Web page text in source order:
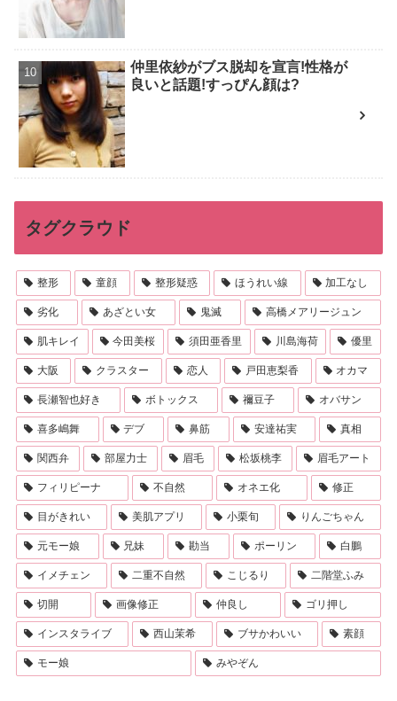
仲里依紗がブス脱却を宣言!性格が
良いと話題!すっぴん顔は?
タグクラウド
整形 童顔 整形疑惑 ほうれい線 加工なし
劣化 あざとい女 鬼滅 高橋メアリージュン
肌キレイ 今田美桜 須田亜香里 川島海荷 優里
大阪 クラスター 恋人 戸田恵梨香 オカマ
長瀬智也好き ボトックス 禰豆子 オバサン
喜多嶋舞 デブ 鼻筋 安達祐実 真相
関西弁 部屋力士 眉毛 松坂桃李 眉毛アート
フィリピーナ 不自然 オネエ化 修正
目がきれい 美肌アプリ 小栗旬 りんごちゃん
元モー娘 兄妹 勘当 ポーリン 白鵬
イメチェン 二重不自然 こじるり 二階堂ふみ
切開 画像修正 仲良し ゴリ押し
インスタライブ 西山茉希 ブサかわいい 素顔
モー娘 みやぞん